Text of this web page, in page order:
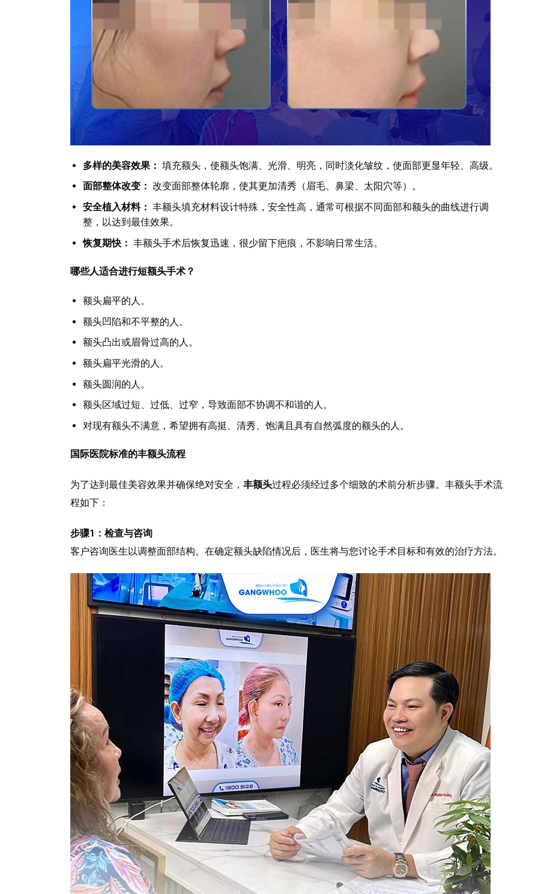
多样的美容效果： 填充额头，使额头饱满、光滑、明亮，同时淡化皱纹，使面部更显年轻、高级。
面部整体改变： 改变面部整体轮廓，使其更加清秀（眉毛、鼻梁、太阳穴等）。
安全植入材料： 丰额头填充材料设计特殊，安全性高，通常可根据不同面部和额头的曲线进行调
整，以达到最佳效果。
恢复期快： 丰额头手术后恢复迅速，很少留下疤痕，不影响日常生活。
哪些人适合进行短额头手术？
额头扁平的人。
额头凹陷和不平整的人。
额头凸出或眉骨过高的人。
额头扁平光滑的人。
额头圆润的人。
额头区域过短、过低、过窄，导致面部不协调不和谐的人。
对现有额头不满意，希望拥有高挺、清秀、饱满且具有自然弧度的额头的人。
国际医院标准的丰额头流程
为了达到最佳美容效果并确保绝对安全， 丰额头过程必须经过多个细致的术前分析步骤。丰额头手术流
程如下：
步骤1：检查与咨询
客户咨询医生以调整面部结构。在确定额头缺陷情况后，医生将与您讨论手术目标和有效的治疗方法。